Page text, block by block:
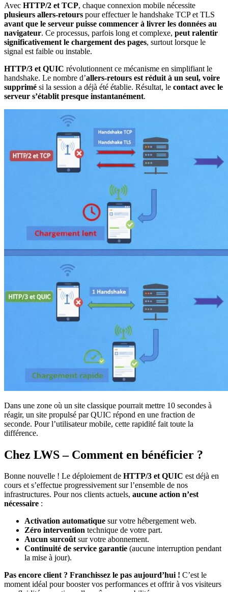
Avec HTTP/2 et TCP, chaque connexion mobile nécessite
plusieurs allers-retours pour effectuer le handshake TCP et TLS
avant que le serveur puisse commencer à livrer les données au
navigateur. Ce processus, parfois long et complexe, peut ralentir
significativement le chargement des pages, surtout lorsque le
signal est faible ou instable.
HTTP/3 et QUIC révolutionnent ce mécanisme en simplifiant le
handshake. Le nombre d’allers-retours est réduit à un seul, voire
supprimé si la session a déjà été établie. Résultat, le contact avec le
serveur s’établit presque instantanément.
Dans une zone où un site classique pourrait mettre 10 secondes à
réagir, un site propulsé par QUIC répond en une fraction de
seconde. Pour l’utilisateur mobile, cette rapidité fait toute la
différence.
Chez LWS – Comment en bénéficier ?
Bonne nouvelle ! Le déploiement de HTTP/3 et QUIC est déjà en
cours et s’effectue progressivement sur l’ensemble de nos
infrastructures. Pour nos clients actuels, aucune action n’est
nécessaire :
Activation automatique sur votre hébergement web.
Zéro intervention technique de votre part.
Aucun surcoûtsur votre abonnement.
Continuité de service garantie (aucune interruption pendant
la mise à jour).
Pas encore client ? Franchissez le pas aujourd’hui ! C’est le
moment idéal pour booster vos performances et offrir à vos visiteurs